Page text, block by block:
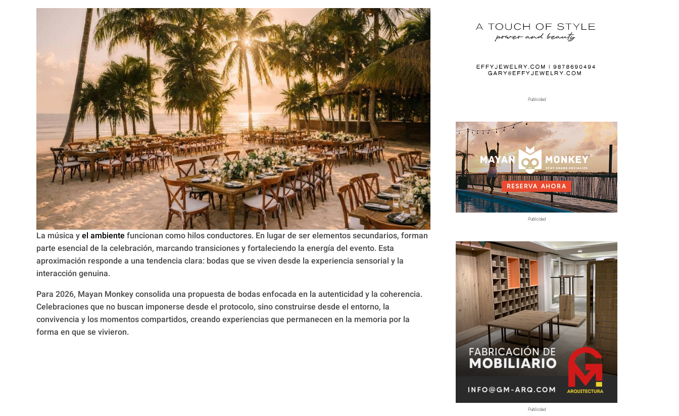
La música yel ambientefuncionan como hilos conductores. En lugar de ser elementos secundarios, forman
parte esencial de la celebración, marcando transiciones y fortaleciendo la energía del evento. Esta
aproximación responde a una tendencia clara: bodas que se viven desde la experiencia sensorial y la
interacción genuina.
Para 2026, Mayan Monkey consolida una propuesta de bodas enfocada en la autenticidad y la coherencia.
Celebraciones que no buscan imponerse desde el protocolo, sino construirse desde el entorno, la
convivencia y los momentos compartidos, creando experiencias que permanecen en la memoria por la
forma en que se vivieron.
Publicidad
Publicidad
Publicidad